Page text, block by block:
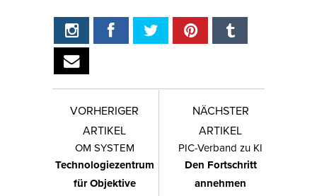
VORHERIGER
ARTIKEL
OM SYSTEM
Technologiezentrum
für Objektive
NÄCHSTER
ARTIKEL
PIC-Verband zu KI
Den Fortschritt
annehmen